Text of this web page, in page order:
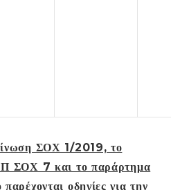
ΣΟΧ 1/2019, το
ΣΟΧ 7 και το παράρτημα
οδηγίες για την